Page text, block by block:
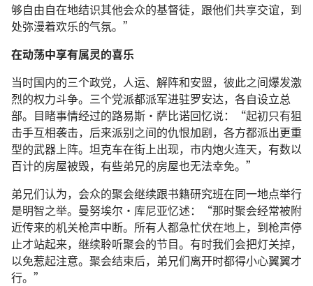
够自由自在地结识其他会众的基督徒，跟他们共享交谊，到
处弥漫着欢乐的气氛。”
在动荡中享有属灵的喜乐
当时国内的三个政党，人运、解阵和安盟，彼此之间爆发激
烈的权力斗争。三个党派都派军进驻罗安达，各自设立总
部。目睹事情经过的路易斯·萨比诺回忆说：“起初只有狙
击手互相袭击，后来派别之间的仇恨加剧，各方都派出更重
型的武器上阵。坦克车在街上出现，市内炮火连天，有数以
百计的房屋被毁，有些弟兄的房屋也无法幸免。”
弟兄们认为，会众的聚会继续跟书籍研究班在同一地点举行
是明智之举。曼努埃尔·库尼亚忆述：“那时聚会经常被附
近传来的机关枪声中断。所有人都急忙伏在地上，到枪声停
止才站起来，继续聆听聚会的节目。有时我们会把灯关掉，
以免惹起注意。聚会结束后，弟兄们离开时都得小心翼翼才
行。”